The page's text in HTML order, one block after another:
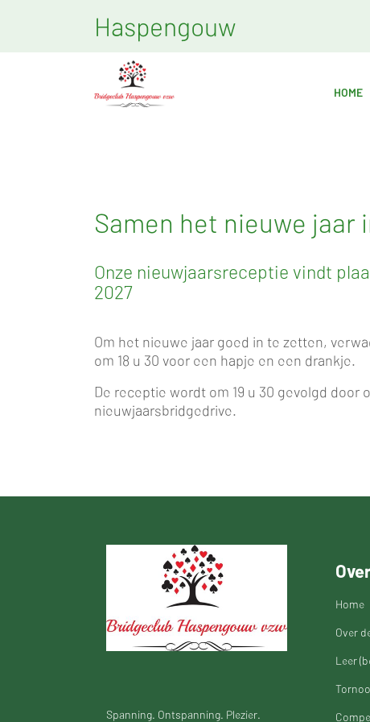
Haspengouw
HOME
Samen het nieuwe jaar
Onze nieuwjaarsreceptie vindt
2027
Om het nieuwe jaar goed in te zetten,
om 18 u 30 voor een hapje en een drankje.
De receptie wordt om 19 u 30 gevolgd door
nieuwjaarsbridgedrive.
Spanning. Ontspanning. Plezier.
Home
Over
Leer